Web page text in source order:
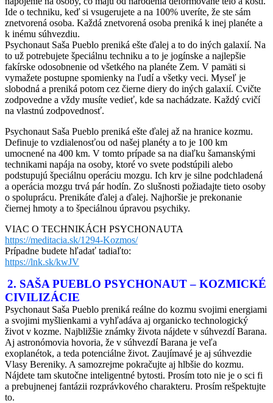
Ide o techniku, keď si vsugerujete a na 100% uveríte, že ste sám
znetvorená osoba. Každá znetvorená osoba preniká k inej planéte a
k inému súhvezdiu.
Psychonaut Saša Pueblo preniká ešte ďalej a to do iných galaxií. Na
to už potrebujete špeciálnu techniku a to je jogínske a najlepšie
fakírske odosobnenie od všetkého na planéte Zem. V pamäti si
vymažete postupne spomienky na ľudí a všetky veci. Myseľ je
slobodná a preniká potom cez čierne diery do iných galaxií. Cvičte
zodpovedne a vždy musíte vedieť, kde sa nachádzate. Každý cvičí
na vlastnú zodpovednosť.
Psychonaut Saša Pueblo preniká ešte ďalej až na hranice kozmu.
Definuje to vzdialenosťou od našej planéty a to je 100 km
umocnené na 400 km. V tomto prípade sa na diaľku šamanskými
technikami napája na osoby, ktoré vo svete podstúpili alebo
podstupujú špeciálnu operáciu mozgu. Ich krv je silne podchladená
a operácia mozgu trvá pár hodín. Zo slušnosti požiadajte tieto osoby
o spoluprácu. Prenikáte ďalej a ďalej. Najhoršie je prekonanie
čiernej hmoty a to špeciálnou úpravou psychiky.
VIAC O TECHNIKÁCH PSYCHONAUTA
https://meditacia.sk/1294-Kozmos/
Prípadne budete hľadať tadiaľto:
https://lnk.sk/kwJV
2. SAŠA PUEBLO PSYCHONAUT – KOZMICKÉ
CIVILIZÁCIE
Psychonaut Saša Pueblo preniká reálne do kozmu svojimi energiami
a svojimi myšlienkami a vyhľadáva aj organicko technologický
život v kozme. Najbližšie známky života nájdete v súhvezdí Barana.
Aj astronómovia hovoria, že v súhvezdí Barana je veľa
exoplanétok, a teda potenciálne život. Zaujímavé je aj súhvezdie
Vlasy Bereniky. A samozrejme pokračujte aj hlbšie do kozmu.
Nájdete tam skutočne inteligentné bytosti. Prosím toto nie je o sci fi
a prebujnenej fantázii rozprávkového charakteru. Prosím rešpektujte
to.